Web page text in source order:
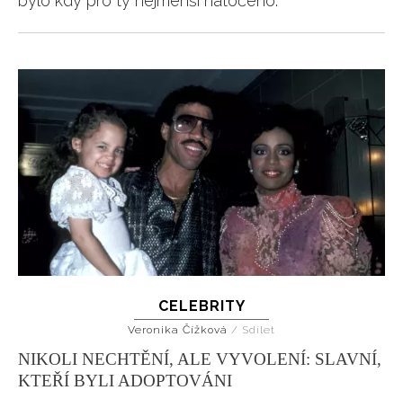
CELEBRITY
Veronika Čížková / Sdílet
NIKOLI NECHTĚNÍ, ALE VYVOLENÍ: SLAVNÍ,
KTEŘÍ BYLI ADOPTOVÁNI